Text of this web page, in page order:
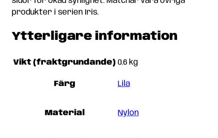
produkter i serien Iris.
Ytterligare information
Vikt (fraktgrundande) 0.6 kg
Färg Lila
Material Nylon